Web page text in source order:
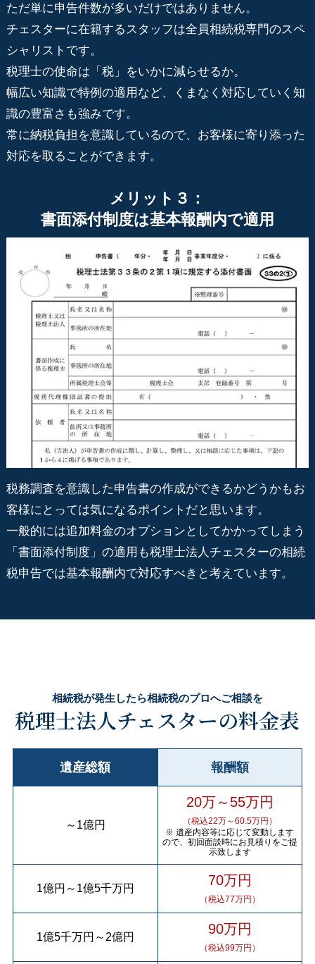
ただ単に申告件数が多いだけではありません。
チェスターに在籍するスタッフは全員相続税専門のスペ
シャリストです。
税理士の使命は「税」をいかに減らせるか。
幅広い知識で特例の適用など、くまなく対応していく知
識の豊富さも強みです。
常に納税負担を意識しているので、お客様に寄り添った
対応を取ることができます。
メリット３：
書面添付制度は基本報酬内で適用
税務調査を意識した申告書の作成ができるかどうかもお
客様にとっては気になるポイントだと思います。
一般的には追加料金のオプションとしてかかってしまう
「書面添付制度」の適用も税理士法人チェスターの相続
税申告では基本報酬内で対応すべきと考えています。
相続税が発生したら相続税のプロへご相談を
税理士法人チェスターの料金表
遺産総額 報酬額
～ 1億円
20万～55万円
（税込22万～60.5万円）
※ 遺産内容等に応じて変動します
ので、初回面談時にお見積りをご提
示致します
1億円 ～ 1億5千万円 70万円
（税込77万円）
1億5千万円 ～ 2億円 90万円
（税込99万円）